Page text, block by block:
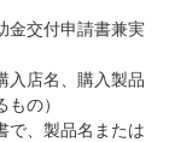
金交付申請書兼実
入店名、購入製品
の）
で、製品名または